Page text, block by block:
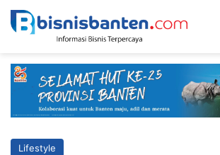
Lifestyle